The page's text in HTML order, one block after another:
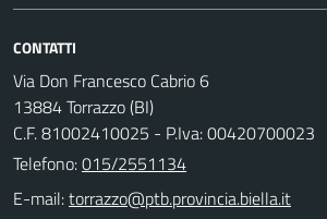
CONTATTI
Via Don Francesco Cabrio 6
13884 Torrazzo (BI)
C.F. 81002410025 - P.Iva: 00420700023
Telefono:015/2551134
E-mail: